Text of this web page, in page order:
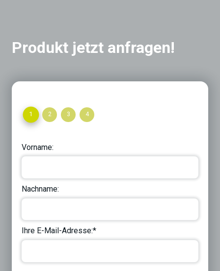
Produkt jetzt anfragen!
1 2 3 4
Vorname:
Nachname:
Ihre E-Mail-Adresse:*